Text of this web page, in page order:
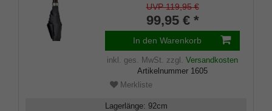
bicolor gebeizt und seidenmatt
lackiert, vernickeltes Stabil-
Gestell mit 8 Doppelstreben
aus ABS, hochwertiger
schwarzer Stoff, inklusiv
Stoffhülle
UVP 119,95 €
99,95 € *
In den Warenkorb
inkl. ges. MwSt. zzgl. Versandkosten
Artikelnummer 1605
Merkliste
Lagerlänge: 92cm